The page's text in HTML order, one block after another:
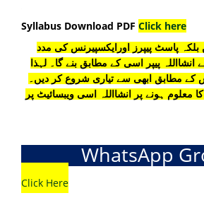
Syllabus Download PDF Click here
پاسٹ پیپرز اورایکسپیرنس کی مدد
انشااللہ پیپر اسی کے مطابق بنے گا۔ لہذا
کے مطابق ابھی سے تیاری شروع کر دیں۔
ہونے پر انشااللہ اسی ویبسائیٹ پر
WhatsApp
Click Here